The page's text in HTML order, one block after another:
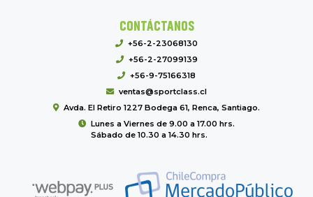
CONTÁCTANOS
+56-2-23068130
+56-2-27099139
+56-9-75166318
ventas@sportclass.cl
Avda. El Retiro 1227 Bodega 61, Renca, Santiago.
Lunes a Viernes de 9.00 a 17.00 hrs.
Sábado de 10.30 a 14.30 hrs.